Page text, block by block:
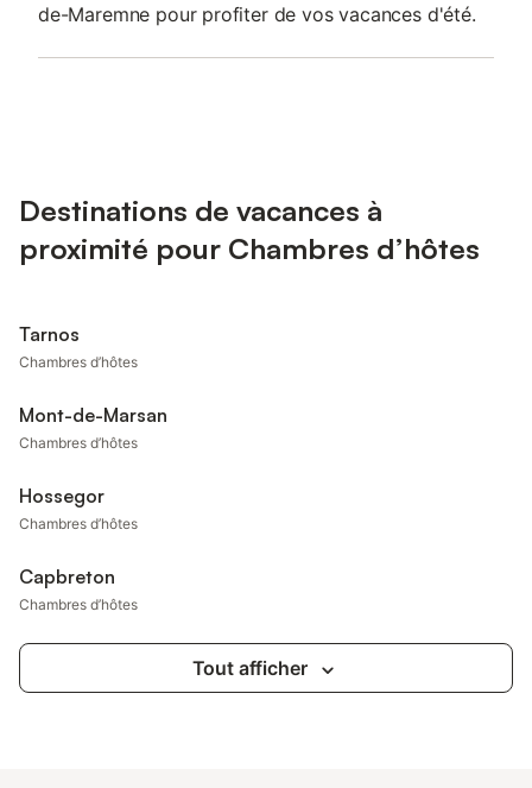
de-Maremne pour profiter de vos vacances d'été.
Destinations de vacances à
proximité pour Chambres d’hôtes
Tarnos
Chambres d’hôtes
Mont-de-Marsan
Chambres d’hôtes
Hossegor
Chambres d’hôtes
Capbreton
Chambres d’hôtes
Tout afficher